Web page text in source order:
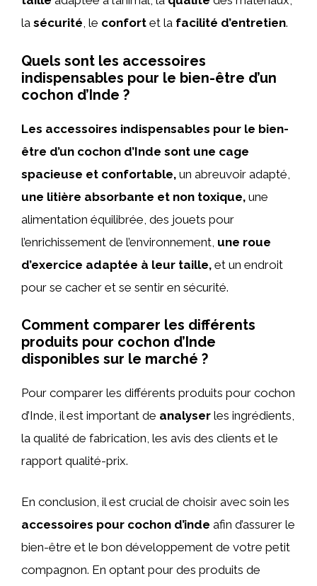
la sécurité, le confort et la facilité d’entretien.
Quels sont les accessoires
indispensables pour le bien-être d’un
cochon d’Inde ?
Les accessoires indispensables pour le bien-
être d’un cochon d’Inde sont une cage
spacieuse et confortable, un abreuvoir adapté,
une litière absorbante et non toxique, une
alimentation équilibrée, des jouets pour
l’enrichissement de l’environnement, une roue
d’exercice adaptée à leur taille, et un endroit
pour se cacher et se sentir en sécurité.
Comment comparer les différents
produits pour cochon d’Inde
disponibles sur le marché ?
Pour comparer les différents produits pour cochon
d’Inde, il est important de analyser les ingrédients,
la qualité de fabrication, les avis des clients et le
rapport qualité-prix.
En conclusion, il est crucial de choisir avec soin les
accessoires pour cochon d’inde afin d’assurer le
bien-être et le bon développement de votre petit
compagnon. En optant pour des produits de